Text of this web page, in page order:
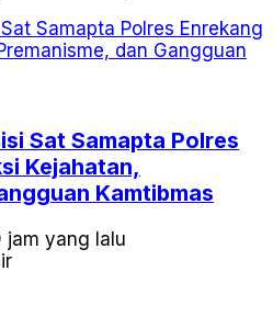
Sat Samapta Polres
Kejahatan,
Kamtibmas
jam yang lalu